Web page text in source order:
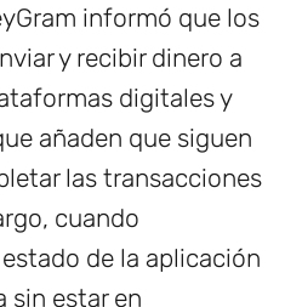
informó que los
y recibir dinero a
digitales y
añaden que siguen
las transacciones
cuando
de la aplicación
sin estar en